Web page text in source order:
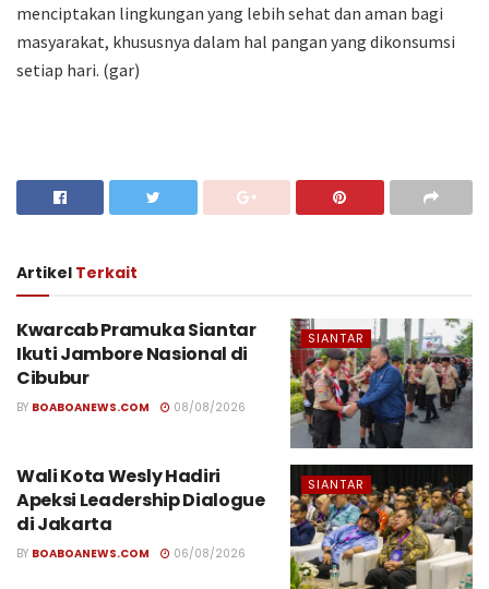
menciptakan lingkungan yang lebih sehat dan aman bagi
masyarakat, khususnya dalam hal pangan yang dikonsumsi
setiap hari. (gar)
Artikel Terkait
SIANTAR
Kwarcab Pramuka Siantar
Ikuti Jambore Nasional di
Cibubur
BY BOABOANEWS.COM 08/08/2026
SIANTAR
Wali Kota Wesly Hadiri
Apeksi Leadership Dialogue
di Jakarta
BY BOABOANEWS.COM 06/08/2026